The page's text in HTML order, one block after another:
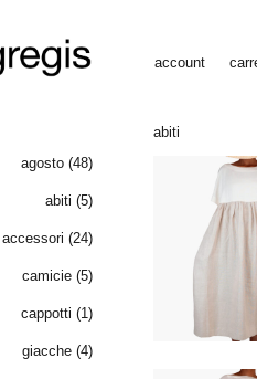
account
abiti
agosto (48)
abiti (5)
accessori (24)
camicie (5)
cappotti (1)
giacche (4)